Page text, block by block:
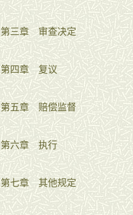
第三章 审查决定
第四章 复议
第五章 赔偿监督
第六章 执行
第七章 其他规定